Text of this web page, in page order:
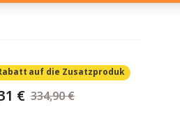
auf die Zusatzproduk
€ 334,90 €